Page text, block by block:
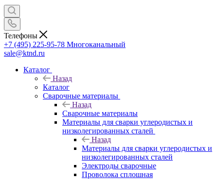
Телефоны
+7 (495) 225-95-78 Многоканальный
sale@ktnd.ru
Каталог
Назад
Каталог
Сварочные материалы
Назад
Сварочные материалы
Материалы для сварки углеродистых и
низколегированных сталей
Назад
Материалы для сварки углеродистых и
низколегированных сталей
Электроды сварочные
Проволока сплошная